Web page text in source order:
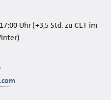
Uhr (+3,5 Std. zu CET im